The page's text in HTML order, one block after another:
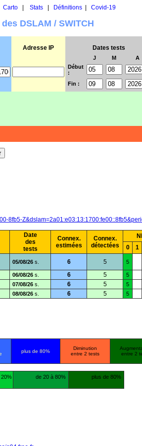
Carto| Stats| Définitions| Covid-19
DSLAM / SWITCH
Adresse IP Dates tests
J M
A
Début
:
Fin :
8fb5-
Date
des
tests
Connex.
estimées
Connex.
détectées
0
1
05/08/26 s. 6 5 5
06/08/26 s. 6 5
5
07/08/26 s. 6 5
5
08/08/26 s. 6 5 5
plus de 80%
Diminution
entre 2 tests
entre 2
20% de 20 à 80% plus de 80%